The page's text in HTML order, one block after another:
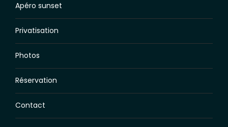
Apéro sunset
Privatisation
Photos
Réservation
Contact